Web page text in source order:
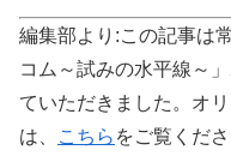
編集部より:この記事は
コム～試みの水平線～
ていただきました。オ
は、
こちら をご覧くださ